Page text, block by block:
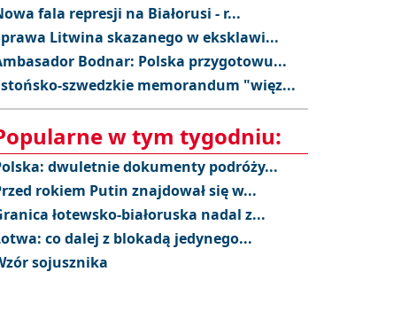
fala represji na Białorusi - r...
Litwina skazanego w eksklawi...
Bodnar: Polska przygotowu...
szwedzkie memorandum "więz...
w tym tygodniu:
dwuletnie dokumenty podróży...
rokiem Putin znajdował się w...
łotewsko-białoruska nadal z...
co dalej z blokadą jedynego...
sojusznika